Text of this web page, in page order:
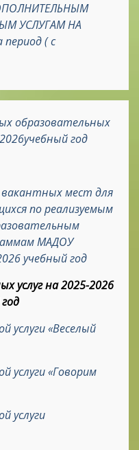
УСЛУГАМ НА
( с
образовательных
год
мест для
по реализуемым
МАДОУ
учебный год
услуг на 2025-2026
услуги «Веселый
услуги «Говорим
услуги